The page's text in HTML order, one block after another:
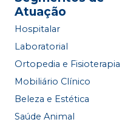
Atuação
Hospitalar
Laboratorial
Ortopedia e Fisioterapia
Mobiliário Clínico
Beleza e Estética
Saúde Animal